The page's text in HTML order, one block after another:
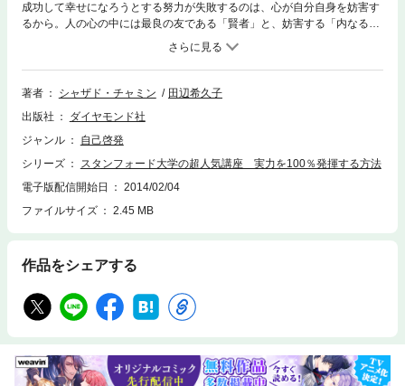
成功して幸せになろうとする努力が失敗するのは、心が自分自身を妨害す
るから。人の心の中には最良の友である「賢者」と、妨害する「内なる
敵」がいる。隠れた「内なる敵」を消し、「賢者」を強化し、能力をフル
に発揮するよう個人と組織を変革する方法を具体的にわかりやすく説明す
る。自己診断できるサイト情報を掲載。
著者
シャザド・チャミン
田辺希久子
出版社
ダイヤモンド社
ジャンル
自己啓発
シリーズ
スタンフォード大学の超人気講座 実力を100％発揮する方法
電子版配信開始日
2014/02/04
ファイルサイズ
2.45 MB
作品をシェアする